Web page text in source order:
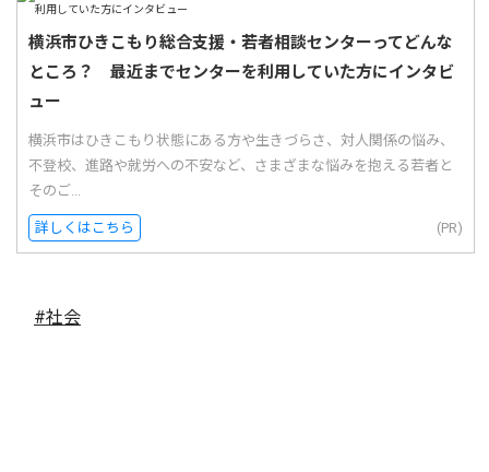
横浜市ひきこもり総合支援・若者相談センターってどんな
ところ？ 最近までセンターを利用していた方にインタビ
ュー
横浜市はひきこもり状態にある方や生きづらさ、対人関係の悩み、
不登校、進路や就労への不安など、さまざまな悩みを抱える若者と
そのご...
詳しくはこちら (PR)
#社会